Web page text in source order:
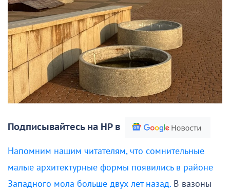
Подписывайтесь на НР в
Напомним нашим читателям, что сомнительные
малые архитектурные формы появились в районе
Западного мола больше двух лет назад. В вазоны